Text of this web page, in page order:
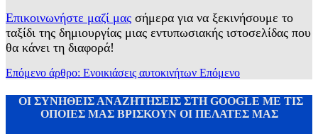
Επικοινωνήστε μαζί μας σήμερα για να ξεκινήσουμε το
ταξίδι της δημιουργίας μιας εντυπωσιακής ιστοσελίδας που
θα κάνει τη διαφορά!
Επόμενο άρθρο: Ενοικιάσεις αυτοκινήτων Επόμενο
ΟΙ ΣΥΝΗΘΕΙΣ ΑΝΑΖΗΤΗΣΕΙΣ ΣΤΗ GOOGLE ΜΕ ΤΙΣ
ΟΠΟΙΕΣ ΜΑΣ ΒΡΙΣΚΟΥΝ ΟΙ ΠΕΛΑΤΕΣ ΜΑΣ